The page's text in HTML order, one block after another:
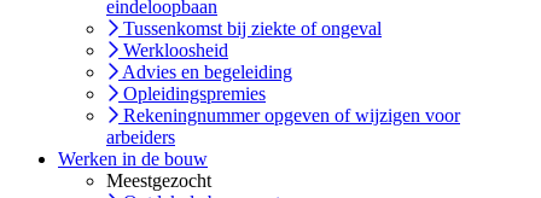
eindeloopbaan
Tussenkomst bij ziekte of ongeval
Werkloosheid
Advies en begeleiding
Opleidingspremies
Rekeningnummer opgeven of wijzigen voor
arbeiders
Werken in de bouw
Meestgezocht